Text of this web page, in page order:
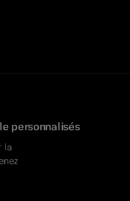
personnalisés
la